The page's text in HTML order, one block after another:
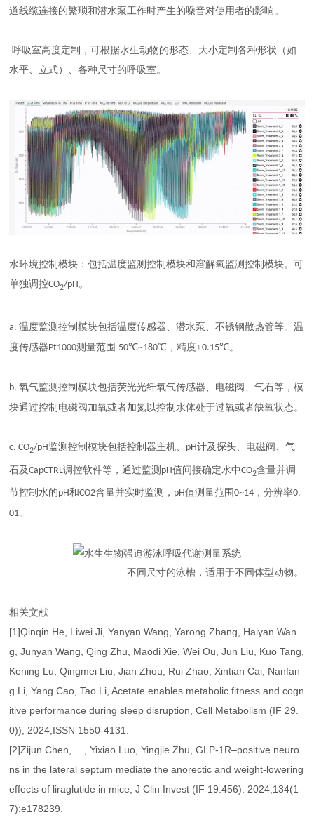
道线缆连接的繁琐和潜水泵工作时产生的噪音对使用者的影响。
呼吸室高度定制，可根据水生动物的形态、大小定制各种形状（如
水平、立式）、各种尺寸的呼吸室。
水环境控制模块：包括温度监测控制模块和溶解氧监测控制模块。可
单独调控CO2/pH 。
a.温度监测控制模块包括温度传感器、潜水泵、不锈钢散热管等。温
度传感器Pt1000测量范围-50℃~180℃，精度±0.15℃。
b.氧气监测控制模块包括荧光光纤氧气传感器、电磁阀、气石等，模
块通过控制电磁阀加氧或者加氮以控制水体处于过氧或者缺氧状态。
c. CO2/pH监测控制模块包括控制器主机、 pH计及探头、电磁阀、气
石及CapCTRL调控软件等，通过监测 pH值间接确定水中CO2含量并调
节控制水的pH和CO2含量并实时监测， pH值测量范围0~14 ，分辨率0.
01。
不同尺寸的泳槽，适用于不同体型动物。
相关文献
[1]Qinqin He, Liwei Ji, Yanyan Wang, Yarong Zhang, Haiyan Wan
g, Junyan Wang, Qing Zhu, Maodi Xie, Wei Ou, Jun Liu, Kuo Tang,
Kening Lu, Qingmei Liu, Jian Zhou, Rui Zhao, Xintian Cai, Nanfan
g Li, Yang Cao, Tao Li, Acetate enables metabolic fitness and cogn
itive performance during sleep disruption, Cell Metabolism (IF 29.
0)), 2024,ISSN 1550-4131.
[2]Zijun Chen,… , Yixiao Luo, Yingjie Zhu, GLP-1R–positive neuro
ns in the lateral septum mediate the anorectic and weight-lowering
effects of liraglutide in mice, J Clin Invest (IF 19.456). 2024;134(1
7):e178239.